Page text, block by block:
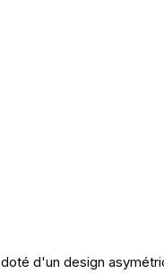
d'un design